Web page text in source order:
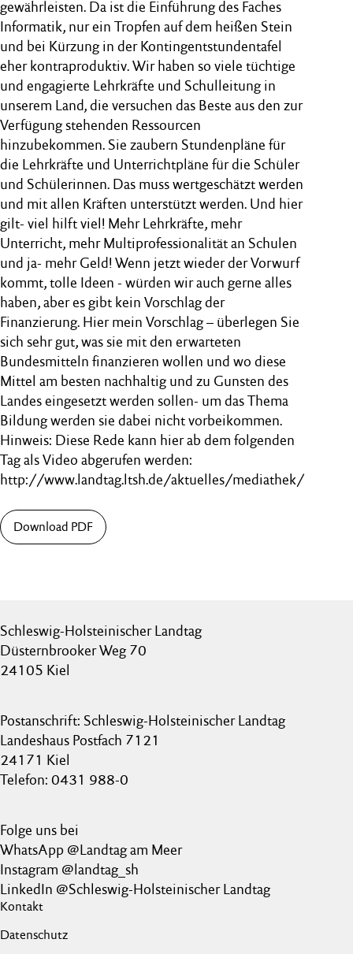
gewährleisten. Da ist die Einführung des Faches
Informatik, nur ein Tropfen auf dem heißen Stein
und bei Kürzung in der Kontingentstundentafel
eher kontraproduktiv. Wir haben so viele tüchtige
und engagierte Lehrkräfte und Schulleitung in
unserem Land, die versuchen das Beste aus den zur
Verfügung stehenden Ressourcen
hinzubekommen. Sie zaubern Stundenpläne für
die Lehrkräfte und Unterrichtpläne für die Schüler
und Schülerinnen. Das muss wertgeschätzt werden
und mit allen Kräften unterstützt werden. Und hier
gilt- viel hilft viel! Mehr Lehrkräfte, mehr
Unterricht, mehr Multiprofessionalität an Schulen
und ja- mehr Geld! Wenn jetzt wieder der Vorwurf
kommt, tolle Ideen - würden wir auch gerne alles
haben, aber es gibt kein Vorschlag der
Finanzierung. Hier mein Vorschlag – überlegen Sie
sich sehr gut, was sie mit den erwarteten
Bundesmitteln finanzieren wollen und wo diese
Mittel am besten nachhaltig und zu Gunsten des
Landes eingesetzt werden sollen- um das Thema
Bildung werden sie dabei nicht vorbeikommen.
Hinweis: Diese Rede kann hier ab dem folgenden
Tag als Video abgerufen werden:
http://www.landtag.ltsh.de/aktuelles/mediathek/
Download PDF
Schleswig-Holsteinischer Landtag
Düsternbrooker Weg 70
24105 Kiel
Postanschrift: Schleswig-Holsteinischer Landtag
Landeshaus Postfach 7121
24171 Kiel
Telefon: 0431 988-0
Folge uns bei
WhatsApp @Landtag am Meer
Instagram @landtag_sh
LinkedIn @Schleswig-Holsteinischer Landtag
Kontakt
Datenschutz